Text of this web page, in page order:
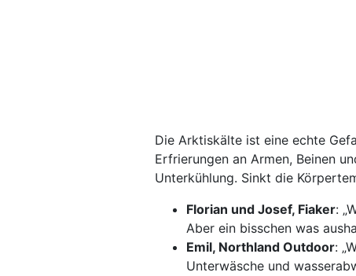
Die Arktiskälte ist eine echte
Erfrierungen an Armen, Beinen
Unterkühlung. Sinkt die
Florian und Josef, Fiaker:
Aber ein bisschen was
Emil, Northland Outdoor:
Unterwäsche und